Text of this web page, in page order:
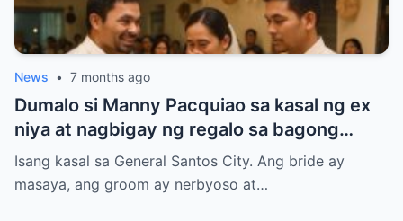
News • 7 months ago
Dumalo si Manny Pacquiao sa kasal ng ex
niya at nagbigay ng regalo sa bagong
kasal.
Isang kasal sa General Santos City. Ang bride ay
masaya, ang groom ay nerbyoso at…